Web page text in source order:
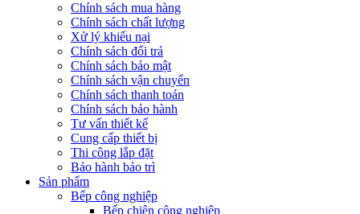
Chính sách mua hàng
Chính sách chất lượng
Xử lý khiếu nại
Chính sách đổi trả
Chính sách bảo mật
Chính sách vận chuyển
Chính sách thanh toán
Chính sách bảo hành
Tư vấn thiết kế
Cung cấp thiết bị
Thi công lắp đặt
Bảo hành bảo trì
Sản phẩm
Bếp công nghiệp
Bếp chiên công nghiệp